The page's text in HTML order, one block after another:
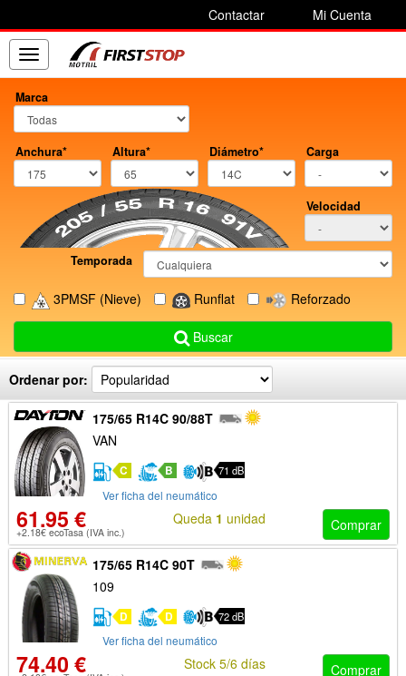
Contactar Mi Cuenta
Toggle
navigation
Marca
Anchura* Altura* Diámetro* Carga
Velocidad
Temporada
3PMSF (Nieve) Runflat Reforzado
Buscar
Ordenar por:
175/65 R14C 90/88T
VAN
C B 71 dB
Ver ficha del neumático
61.95 €
+2.18€ ecoTasa (IVA inc.) Comprar
Queda 1 unidad
175/65 R14C 90T
109
D D 72 dB
Ver ficha del neumático
74.40 € Comprar
Stock 5/6 días